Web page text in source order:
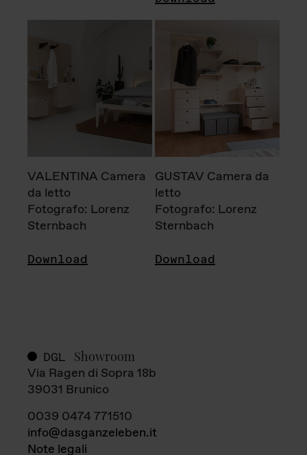
VALENTINA Camera
da letto
Fotografo: Lorenz
Sternbach
Download
GUSTAV Camera da
letto
Fotografo: Lorenz
Sternbach
Download
DGL Showroom
Via Ragen di Sopra 18b
39031 Brunico
0039 0474 771510
info@dasganzeleben.it
Note legali